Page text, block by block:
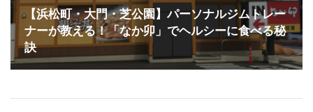
【浜松町・大門・芝公園】パーソナルジムトレー
ナーが教える！「なか卯」でヘルシーに食べる秘
訣